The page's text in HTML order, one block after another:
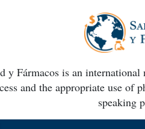
y Fármacos is an
and the appropriate use of
speaking